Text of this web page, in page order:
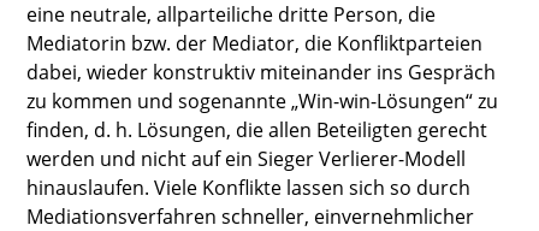
eine neutrale, allparteiliche dritte Person, die
Mediatorin bzw. der Mediator, die Konfliktparteien
dabei, wieder konstruktiv miteinander ins Gespräch
zu kommen und sogenannte „Win-win-Lösungen“ zu
finden, d. h. Lösungen, die allen Beteiligten gerecht
werden und nicht auf ein Sieger Verlierer-Modell
hinauslaufen. Viele Konflikte lassen sich so durch
Mediationsverfahren schneller, einvernehmlicher